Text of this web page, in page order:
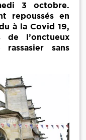
3 octobre.
repoussés en
à la Covid 19,
de l’onctueux
sans